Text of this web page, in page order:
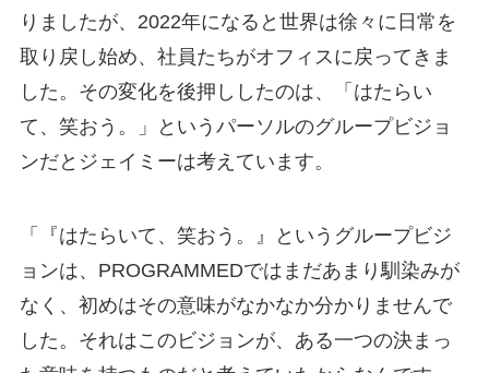
りましたが、2022年になると世界は徐々に日常を
取り戻し始め、社員たちがオフィスに戻ってきま
した。その変化を後押ししたのは、「はたらい
て、笑おう。」というパーソルのグループビジョ
ンだとジェイミーは考えています。
「『はたらいて、笑おう。』というグループビジ
ョンは、PROGRAMMEDではまだあまり馴染みが
なく、初めはその意味がなかなか分かりませんで
した。それはこのビジョンが、ある一つの決まっ